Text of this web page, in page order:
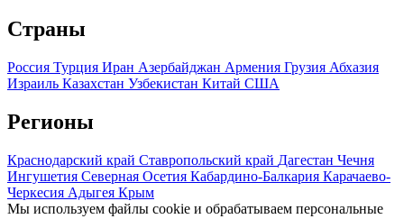
Страны
Россия Турция Иран Азербайджан Армения Грузия Абхазия
Израиль Казахстан Узбекистан Китай США
Регионы
Краснодарский край Ставропольский край Дагестан Чечня
Ингушетия Северная Осетия Кабардино-Балкария Карачаево-
Черкесия Адыгея Крым
Мы используем файлы cookie и обрабатываем персональные